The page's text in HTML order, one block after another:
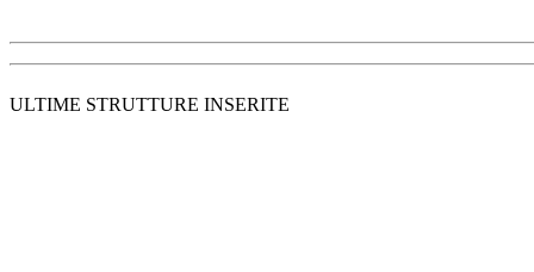
ULTIME STRUTTURE INSERITE